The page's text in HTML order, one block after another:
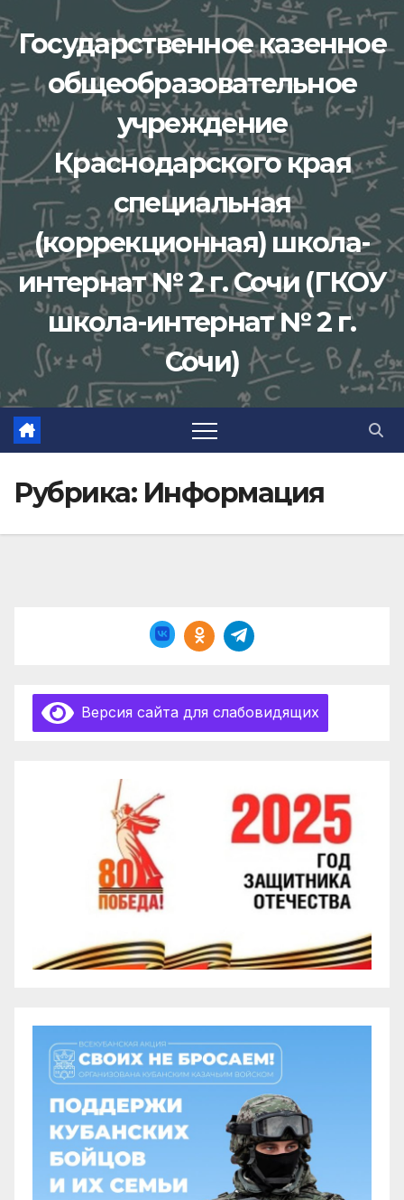
Перейти
к
содержимому
Государственное казенное
общеобразовательное
учреждение
Краснодарского края
специальная
(коррекционная) школа-
интернат № 2 г. Сочи (ГКОУ
школа-интернат № 2 г.
Сочи)
Рубрика: Информация
Версия сайта для слабовидящих